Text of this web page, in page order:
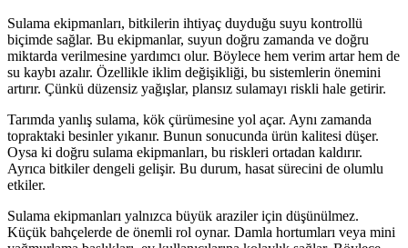
Sulama ekipmanları, bitkilerin ihtiyaç duyduğu suyu kontrollü
biçimde sağlar. Bu ekipmanlar, suyun doğru zamanda ve doğru
miktarda verilmesine yardımcı olur. Böylece hem verim artar hem de
su kaybı azalır. Özellikle iklim değişikliği, bu sistemlerin önemini
artırır. Çünkü düzensiz yağışlar, plansız sulamayı riskli hale getirir.
Tarımda yanlış sulama, kök çürümesine yol açar. Aynı zamanda
topraktaki besinler yıkanır. Bunun sonucunda ürün kalitesi düşer.
Oysa ki doğru sulama ekipmanları, bu riskleri ortadan kaldırır.
Ayrıca bitkiler dengeli gelişir. Bu durum, hasat sürecini de olumlu
etkiler.
Sulama ekipmanları yalnızca büyük araziler için düşünülmez.
Küçük bahçelerde de önemli rol oynar. Damla hortumları veya mini